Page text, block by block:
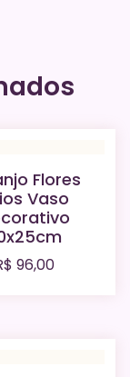
Flores
Vaso
96,00